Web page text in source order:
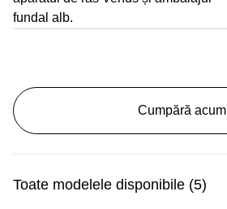
Cumpără acum
Toate modelele disponibile (5)